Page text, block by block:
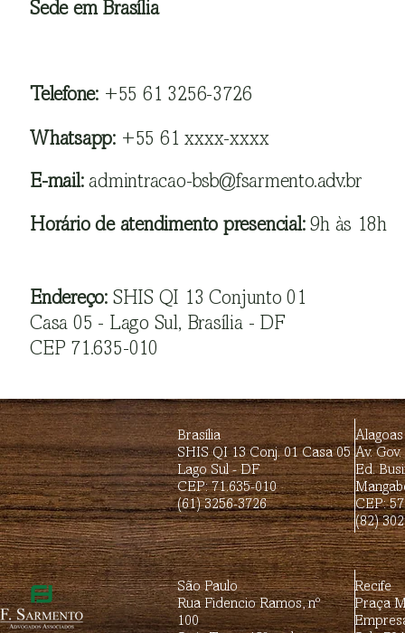
Sede em Brasília
Telefone: +55 61 3256-3726
Whatsapp: +55 61 xxxx-xxxx
E-mail: admintracao-bsb@fsarmento.adv.br
Horário de atendimento presencial:9h às 18h
Endereço: SHIS QI 13 Conjunto 01
Casa 05 - Lago Sul, Brasília - DF
CEP 71.635-010
Brasília
SHIS QI 13 Conj. 01 Casa 05
Lago Sul - DF
CEP: 71.635-010
(61) 3256-3726
Alagoas
Av.
Ed.
CEP:
(82)
São Paulo
Rua Fidencio Ramos, nº
100
Recife
Praça